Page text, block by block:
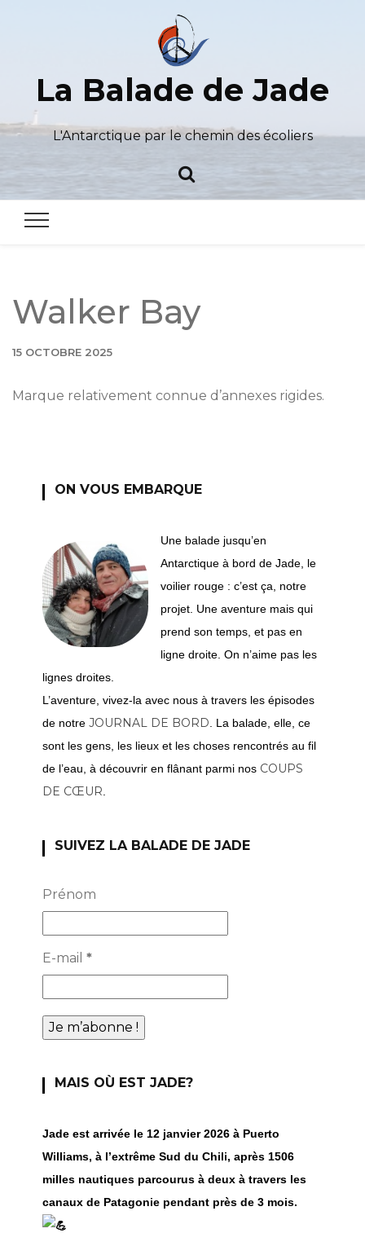
La Balade de Jade
L'Antarctique par le chemin des écoliers
Walker Bay
15 OCTOBRE 2025
Marque relativement connue d’annexes rigides.
ON VOUS EMBARQUE
Une balade jusqu’en
Antarctique à bord de Jade, le
voilier rouge : c’est ça, notre
projet. Une aventure mais qui
prend son temps, et pas en
ligne droite. On n’aime pas les
lignes droites.
L’aventure, vivez-la avec nous à travers les épisodes
de notreJOURNAL DE BORD . La balade, elle, ce
sont les gens, les lieux et les choses rencontrés au fil
de l’eau, à découvrir en flânant parmi nos COUPS
DE CŒUR
SUIVEZ LA BALADE DE JADE
Prénom
E-mail *
MAIS OÙ EST JADE?
Jade est arrivée le 12 janvier 2026 à Puerto
Williams, à l’extrême Sud du Chili, après 1506
milles nautiques parcourus à deux à travers les
canaux de Patagonie pendant près de 3 mois.